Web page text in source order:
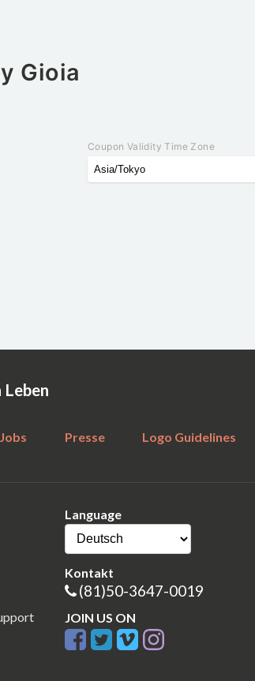
Gioia
Coupon Validity Time Zone
Jobs Presse Logo Guidelines
Language
Kontakt
(81)50-3647-0019
JOIN US ON